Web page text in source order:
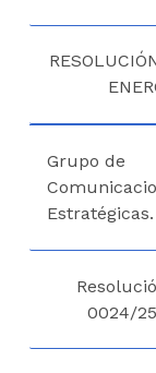
Grupo de
Estratégicas.
0024/25